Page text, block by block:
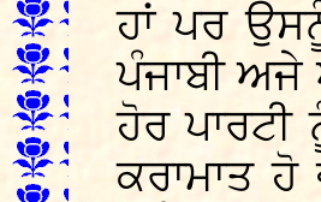
ਹਾਂ ਪਰ
ਪੰਜਾਬੀ ਅਜੇ
ਹੋਰ
ਕਰਾਮਾਤ